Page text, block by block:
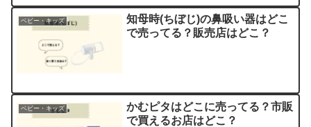
ベビー・キッズ
知母時(ちぼじ)の鼻吸い器はどこ
で売ってる？販売店はどこ？
ベビー・キッズ
かむピタはどこに売ってる？市販
で買えるお店はどこ？